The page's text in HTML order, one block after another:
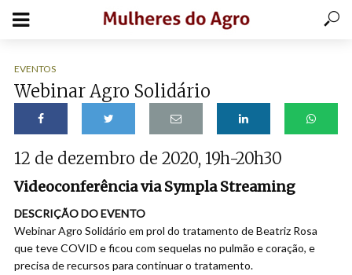
EVENTOS
Webinar Agro Solidário
12 de dezembro de 2020, 19h-20h30
Videoconferência via Sympla Streaming
DESCRIÇÃO DO EVENTO
Webinar Agro Solidário em prol do tratamento de Beatriz Rosa
que teve COVID e ficou com sequelas no pulmão e coração, e
precisa de recursos para continuar o tratamento.